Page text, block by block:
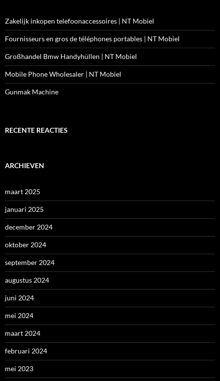
Zakelijk inkopen telefoonaccessoires | NT Mobiel
Fournisseurs en gros de téléphones portables | NT Mobiel
Großhandel Bmw Handyhüllen | NT Mobiel
Mobile Phone Wholesaler | NT Mobiel
Gunmak Machine
RECENTE REACTIES
ARCHIEVEN
maart 2025
januari 2025
december 2024
oktober 2024
september 2024
augustus 2024
juni 2024
mei 2024
maart 2024
februari 2024
mei 2023